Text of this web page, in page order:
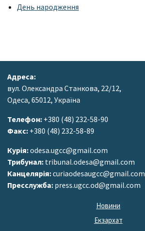
День народження
Адреса:
вул. Олександра Станкова, 22/12,
Одеса, 65012, Україна
Телефон: +380 (48) 232-58-90
Факс: +380 (48) 232-58-89
Курія:odesa.ugcc@gmail.com
Трибунал: tribunal.odesa@gmail.com
Канцелярія:curiaodesaugcc@gmail.com
Пресслужба: press.ugcc.od@gmail.com
Новини
Екзархат